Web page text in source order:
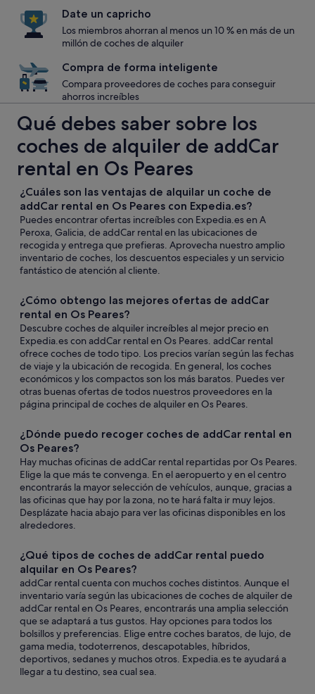
Date un capricho
Los miembros ahorran al menos un 10 % en más de un
millón de coches de alquiler
Compra de forma inteligente
Compara proveedores de coches para conseguir
ahorros increíbles
Qué debes saber sobre los
coches de alquiler de addCar
rental en Os Peares
¿Cuáles son las ventajas de alquilar un coche de
addCar rental en Os Peares con Expedia.es?
Puedes encontrar ofertas increíbles con Expedia.es en A
Peroxa, Galicia, de addCar rental en las ubicaciones de
recogida y entrega que prefieras. Aprovecha nuestro amplio
inventario de coches, los descuentos especiales y un servicio
fantástico de atención al cliente.
¿Cómo obtengo las mejores ofertas de addCar
rental en Os Peares?
Descubre coches de alquiler increíbles al mejor precio en
Expedia.es con addCar rental en Os Peares. addCar rental
ofrece coches de todo tipo. Los precios varían según las fechas
de viaje y la ubicación de recogida. En general, los coches
económicos y los compactos son los más baratos. Puedes ver
otras buenas ofertas de todos nuestros proveedores en la
página principal de coches de alquiler en Os Peares.
¿Dónde puedo recoger coches de addCar rental en
Os Peares?
Hay muchas oficinas de addCar rental repartidas por Os Peares.
Elige la que más te convenga. En el aeropuerto y en el centro
encontrarás la mayor selección de vehículos, aunque, gracias a
las oficinas que hay por la zona, no te hará falta ir muy lejos.
Desplázate hacia abajo para ver las oficinas disponibles en los
alrededores.
¿Qué tipos de coches de addCar rental puedo
alquilar en Os Peares?
addCar rental cuenta con muchos coches distintos. Aunque el
inventario varía según las ubicaciones de coches de alquiler de
addCar rental en Os Peares, encontrarás una amplia selección
que se adaptará a tus gustos. Hay opciones para todos los
bolsillos y preferencias. Elige entre coches baratos, de lujo, de
gama media, todoterrenos, descapotables, híbridos,
deportivos, sedanes y muchos otros. Expedia.es te ayudará a
llegar a tu destino, sea cual sea.